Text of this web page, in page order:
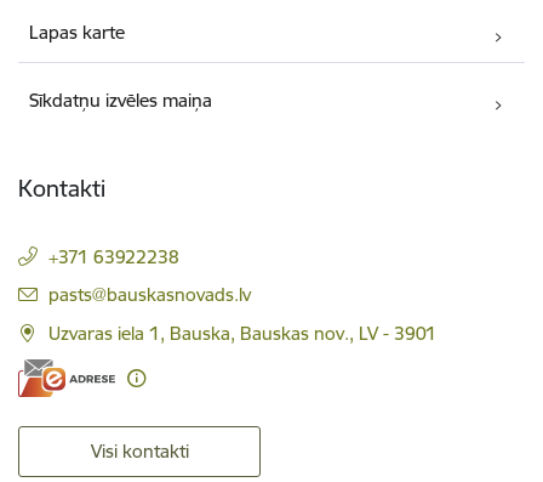
Lapas karte
Sīkdatņu izvēles maiņa
Kontakti
+371 63922238
E-pasts:
pasts@bauskasnovads.lv
Uzvaras iela 1, Bauska, Bauskas nov., LV - 3901
Visi kontakti